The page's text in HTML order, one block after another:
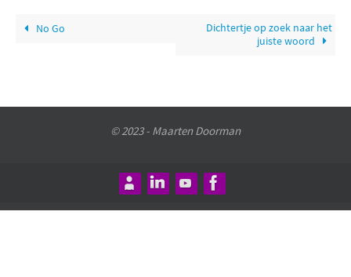
No Go
Dichtertje op zoek naar het
juiste woord
© 2023 - Maarten Doorman